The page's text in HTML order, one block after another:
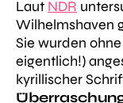
Laut NDR
Wilhelmshaven
Sie wurden
eigentlich!)
kyrillischer